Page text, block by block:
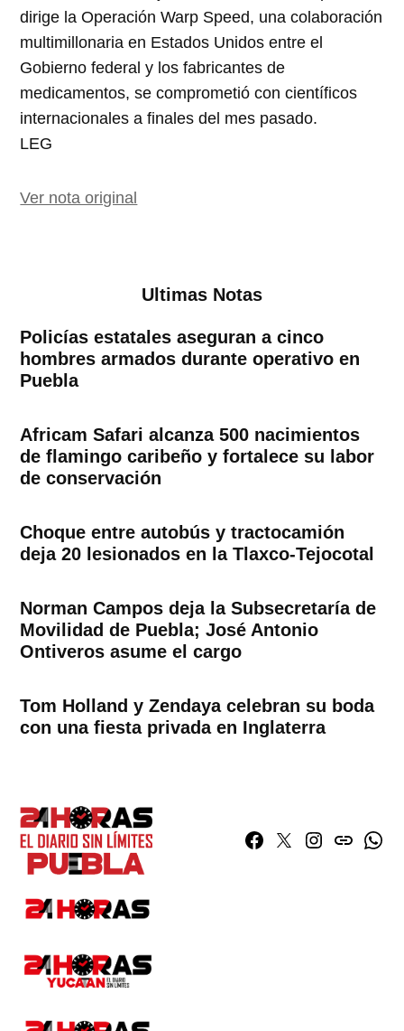
dirige la Operación Warp Speed, una colaboración
multimillonaria en Estados Unidos entre el
Gobierno federal y los fabricantes de
medicamentos, se comprometió con científicos
internacionales a finales del mes pasado.
LEG
Ver nota original
Ultimas Notas
Policías estatales aseguran a cinco
hombres armados durante operativo en
Puebla
Africam Safari alcanza 500 nacimientos
de flamingo caribeño y fortalece su labor
de conservación
Choque entre autobús y tractocamión
deja 20 lesionados en la Tlaxco-Tejocotal
Norman Campos deja la Subsecretaría de
Movilidad de Puebla; José Antonio
Ontiveros asume el cargo
Tom Holland y Zendaya celebran su boda
con una fiesta privada en Inglaterra
Facebook
TwitterInstagram
issuu